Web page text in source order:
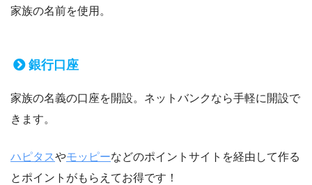
家族の名前を使用。
銀行口座
家族の名義の口座を開設。ネットバンクなら手軽に開設で
きます。
ハピタスやモッピーなどのポイントサイトを経由して作る
とポイントがもらえてお得です！